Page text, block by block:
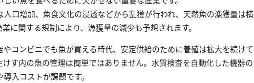
人口増加、魚食文化の浸透などから乱獲が行われ、天然魚の漁獲量は横
に関する規制により、漁獲量の減少も予想されます。
コンビニでも魚が買える時代、安定供給のために養殖は拡大を続けて
す内の魚の管理は簡単ではありません。水質検査を自動化した機器の
入コストが課題です。
カルシウム
全硬度
硫化物（硫化水素）
亜硫酸
りん酸